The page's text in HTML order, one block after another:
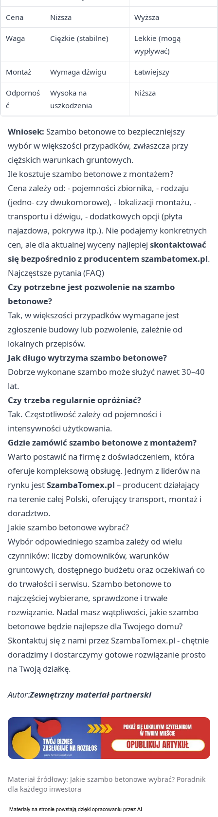
Cena Niższa Wyższa
Waga Ciężkie (stabilne)
Lekkie (mogą
wypływać)
Montaż Wymaga dźwigu Łatwiejszy
Odpornoś
ć
Wysoka na
uszkodzenia
Niższa
Wniosek: Szambo betonowe to bezpieczniejszy
wybór w większości przypadków, zwłaszcza przy
ciężskich warunkach gruntowych.
Ile kosztuje szambo betonowe z montażem?
Cena zależy od: - pojemności zbiornika, - rodzaju
(jedno- czy dwukomorowe), - lokalizacji montażu, -
transportu i dźwigu, - dodatkowych opcji (płyta
najazdowa, pokrywa itp.). Nie podajemy konkretnych
cen, ale dla aktualnej wyceny najlepiej skontaktować
się bezpośrednio z producentem szambatomex.pl.
Najczęstsze pytania (FAQ)
Czy potrzebne jest pozwolenie na szambo
betonowe?
Tak, w większości przypadków wymagane jest
zgłoszenie budowy lub pozwolenie, zależnie od
lokalnych przepisów.
Jak długo wytrzyma szambo betonowe?
Dobrze wykonane szambo może służyć nawet 30–40
lat.
Czy trzeba regularnie opróżniać?
Tak. Częstotliwość zależy od pojemności i
intensywności użytkowania.
Gdzie zamówić szambo betonowe z montażem?
Warto postawić na firmę z doświadczeniem, która
oferuje kompleksową obsługę. Jednym z liderów na
rynku jestSzambaTomex.pl – producent działający
na terenie całej Polski, oferujący transport, montaż i
doradztwo.
Jakie szambo betonowe wybrać?
Wybór odpowiedniego szamba zależy od wielu
czynników: liczby domowników, warunków
gruntowych, dostępnego budżetu oraz oczekiwań co
do trwałości i serwisu. Szambo betonowe to
najczęściej wybierane, sprawdzone i trwałe
rozwiązanie. Nadal masz wątpliwości, jakie szambo
betonowe będzie najlepsze dla Twojego domu?
Skontaktuj się z nami przez SzambaTomex.pl - chętnie
doradzimy i dostarczymy gotowe rozwiązanie prosto
na Twoją działkę.
Autor:Zewnętrzny materiał partnerski
Materiał źródłowy: Jakie szambo betonowe wybrać? Poradnik
dla każdego inwestora